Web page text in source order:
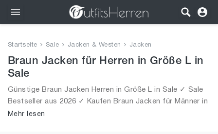
Bekleidung
Schuhe
Startseite Sale Jacken & Westen Jacken
Braun Jacken für Herren in Größe L in
Sale
Günstige Braun Jacken Herren in Größe L in Sale ✓ Sale
Bestseller aus 2026 ✓ Kaufen Braun Jacken für Männer in
Größe L in Sale!
Mehr lesen